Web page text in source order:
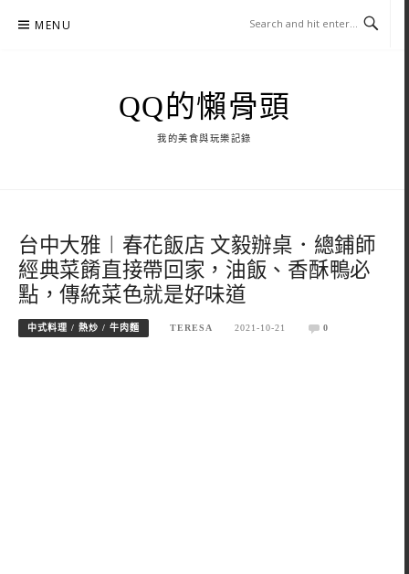
MENU
QQ的懶骨頭
我的美食與玩樂記錄
台中大雅︱春花飯店 文毅辦桌．總鋪師
經典菜餚直接帶回家，油飯、香酥鴨必
點，傳統菜色就是好味道
中式料理 / 熱炒 / 牛肉麵 TERESA 2021-10-21 0